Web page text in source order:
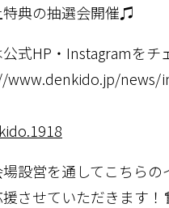
特典の抽選会開催♫
式HP・Instagramをチ
www.denkido.jp/news/
設営を通してこちらの
援させていただきます